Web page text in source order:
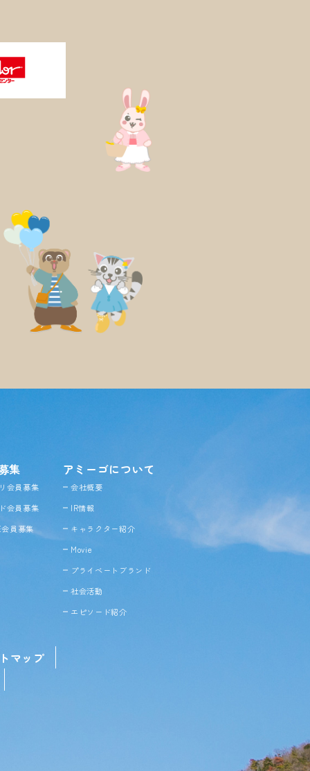
集
会員募集
会員募集
員募集
アミーゴについて
会社概要
IR情報
キャラクター紹介
Movie
プライベートブランド
社会活動
エピソード紹介
マップ